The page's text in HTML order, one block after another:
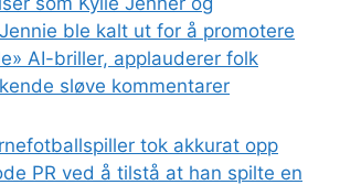
ble kalt ut for å promotere
AI-briller, applauderer folk
sløve kommentarer
tok akkurat opp
PR ved å tilstå at han spilte en